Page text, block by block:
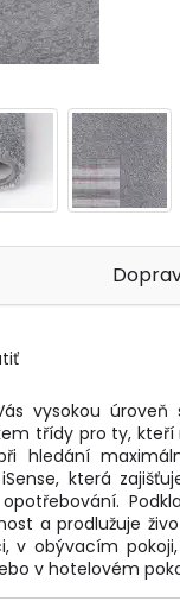
vysokou úroveň
třídy pro ty, kteří
hledání
která
a prodlužuje
v obývacím
v hotelovém